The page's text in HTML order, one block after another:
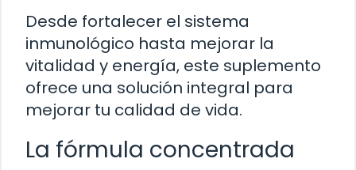
Desde fortalecer el sistema
inmunológico hasta mejorar la
vitalidad y energía, este suplemento
ofrece una solución integral para
mejorar tu calidad de vida.
La fórmula concentrada